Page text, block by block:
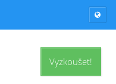
Vyzkoušet!